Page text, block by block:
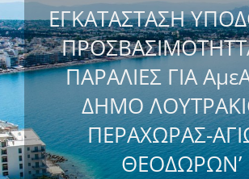
ΕΓΚΑΤΑΣΤΑΣΗ
ΠΑΡΑΛΙΕΣ ΓΙΑ
ΔΗΜΟ
ΠΕΡΑΧΩΡΑΣ-
ΘΕΟΔΩΡΩΝ’